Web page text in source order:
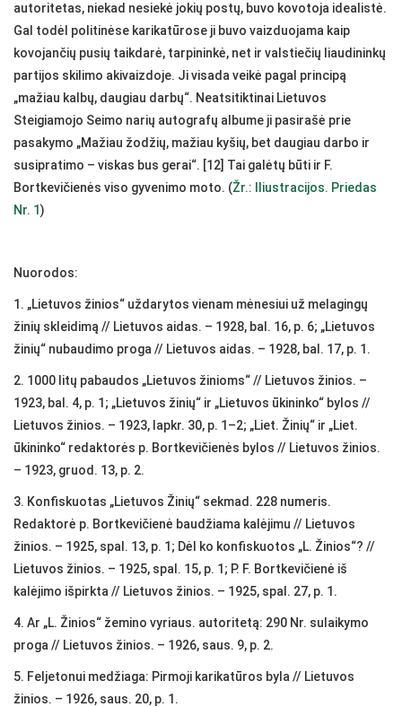
autoritetas, niekad nesiekė jokių postų, buvo kovotoja idealistė.
Gal todėl politinėse karikatūrose ji buvo vaizduojama kaip
kovojančių pusių taikdarė, tarpininkė, net ir valstiečių liaudininkų
partijos skilimo akivaizdoje. Ji visada veikė pagal principą
„mažiau kalbų, daugiau darbų“. Neatsitiktinai Lietuvos
Steigiamojo Seimo narių autografų albume ji pasirašė prie
pasakymo „Mažiau žodžių, mažiau kyšių, bet daugiau darbo ir
susipratimo – viskas bus gerai“. [12] Tai galėtų būti ir F.
Bortkevičienės viso gyvenimo moto. (Žr.: Iliustracijos. Priedas
Nr. 1)
Nuorodos:
1. „Lietuvos žinios“ uždarytos vienam mėnesiui už melagingų
žinių skleidimą // Lietuvos aidas. – 1928, bal. 16, p. 6; „Lietuvos
žinių“ nubaudimo proga // Lietuvos aidas. – 1928, bal. 17, p. 1.
2. 1000 litų pabaudos „Lietuvos žinioms“ // Lietuvos žinios. –
1923, bal. 4, p. 1; „Lietuvos žinių“ ir „Lietuvos ūkininko“ bylos //
Lietuvos žinios. – 1923, lapkr. 30, p. 1–2; „Liet. Žinių“ ir „Liet.
ūkininko“ redaktorės p. Bortkevičienės bylos // Lietuvos žinios.
– 1923, gruod. 13, p. 2.
3. Konfiskuotas „Lietuvos Žinių“ sekmad. 228 numeris.
Redaktorė p. Bortkevičienė baudžiama kalėjimu // Lietuvos
žinios. – 1925, spal. 13, p. 1; Dėl ko konfiskuotos „L. Žinios“? //
Lietuvos žinios. – 1925, spal. 15, p. 1; P. F. Bortkevičienė iš
kalėjimo išpirkta // Lietuvos žinios. – 1925, spal. 27, p. 1.
4. Ar „L. Žinios“ žemino vyriaus. autoritetą: 290 Nr. sulaikymo
proga // Lietuvos žinios. – 1926, saus. 9, p. 2.
5. Feljetonui medžiaga: Pirmoji karikatūros byla // Lietuvos
žinios. – 1926, saus. 20, p. 1.